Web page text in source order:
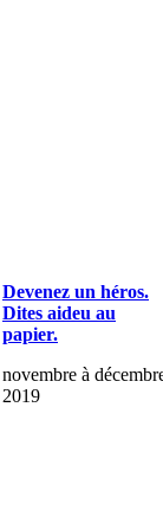
Devenez un héros.
Dites aideu au
papier.
novembre à
2019